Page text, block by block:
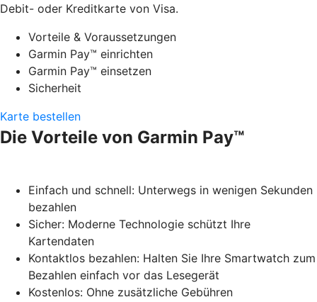
Debit- oder Kreditkarte von Visa.
Vorteile & Voraussetzungen
Garmin Pay™ einrichten
Garmin Pay™ einsetzen
Sicherheit
Karte bestellen
Die Vorteile von Garmin Pay™
Einfach und schnell: Unterwegs in wenigen Sekunden
bezahlen
Sicher: Moderne Technologie schützt Ihre
Kartendaten
Kontaktlos bezahlen: Halten Sie Ihre Smartwatch zum
Bezahlen einfach vor das Lesegerät
Kostenlos: Ohne zusätzliche Gebühren